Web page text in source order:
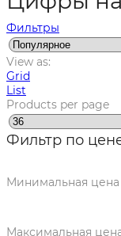
Фильтры
View as:
Grid
List
Products per page
Фильтр по
Минимальная цена
Максимальная